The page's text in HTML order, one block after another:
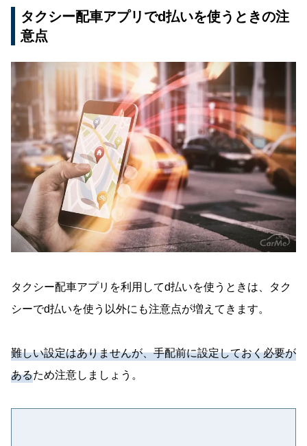
タクシー配車アプリでd払いを使うときの注
意点
タクシー配車アプリを利用してd払いを使うときは、タク
シーでd払いを使う以外にも注意点が増えてきます。
難しい設定はありませんが、手配前に設定しておく必要が
あるため注意しましょう。